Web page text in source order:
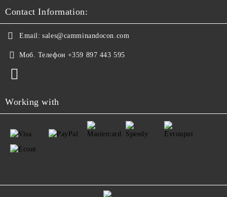
Contact Information:
Email: sales@camminandocon.com
Моб. Телефон +359 897 443 595
Working with